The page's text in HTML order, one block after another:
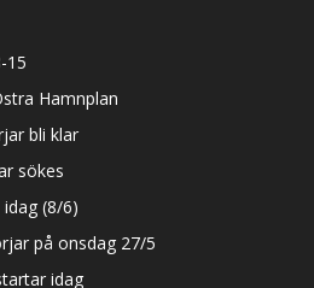
15
Hamnplan
bli klar
sökes
(8/6)
på onsdag 27/5
idag